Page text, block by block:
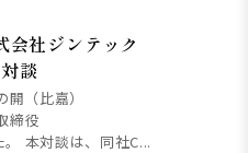
社ジンテック
談
（比嘉）
締役
本対談は、同社C...